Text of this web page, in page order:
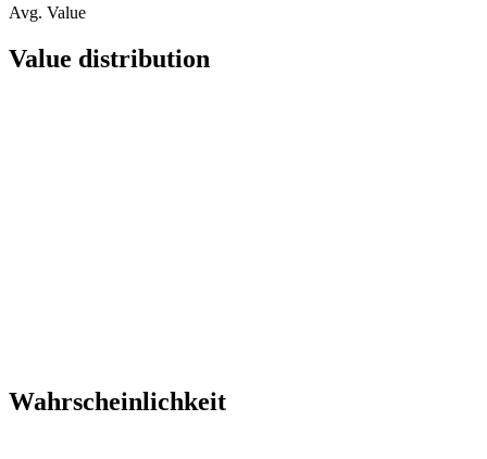
Avg. Value
Value distribution
Wahrscheinlichkeit